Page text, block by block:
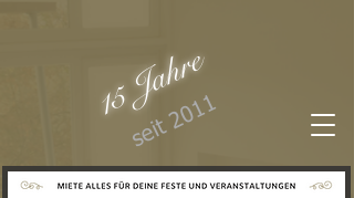
15 Jahre
seit 2011